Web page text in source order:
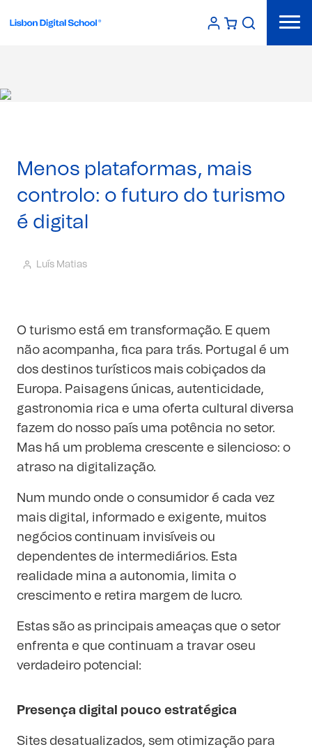
Menos plataformas, mais
controlo: o futuro do turismo
é digital
Luís Matias
O turismo está em transformação. E quem
não acompanha, fica para trás. Portugal é um
dos destinos turísticos mais cobiçados da
Europa. Paisagens únicas, autenticidade,
gastronomia rica e uma oferta cultural diversa
fazem do nosso país uma potência no setor.
Mas há um problema crescente e silencioso: o
atraso na digitalização.
Num mundo onde o consumidor é cada vez
mais digital, informado e exigente, muitos
negócios continuam invisíveis ou
dependentes de intermediários. Esta
realidade mina a autonomia, limita o
crescimento e retira margem de lucro.
Estas são as principais ameaças que o setor
enfrenta e que continuam a travar oseu
verdadeiro potencial:
Presença digital pouco estratégica
Sites desatualizados, sem otimização para